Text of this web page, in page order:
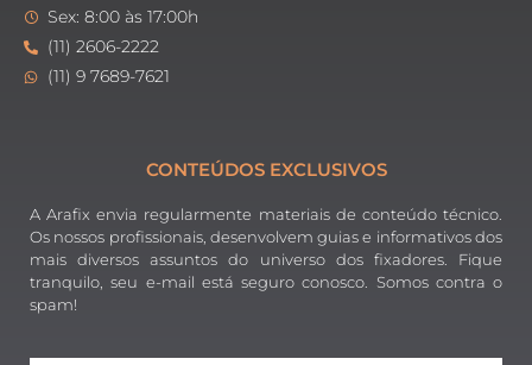
Sex: 8:00 às 17:00h
(11) 2606-2222
(11) 9 7689-7621
CONTEÚDOS EXCLUSIVOS
A Arafix envia regularmente materiais de conteúdo técnico.
Os nossos profissionais, desenvolvem guias e informativos dos
mais diversos assuntos do universo dos fixadores. Fique
tranquilo, seu e-mail está seguro conosco. Somos contra o
spam!